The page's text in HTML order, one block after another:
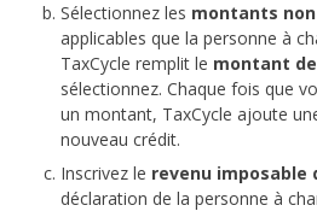
Sélectionnez les montants
applicables que la personne à
TaxCycle remplit le montant
sélectionnez. Chaque fois que
un montant, TaxCycle ajoute
nouveau crédit.
Inscrivez le revenu imposable
déclaration de la personne à